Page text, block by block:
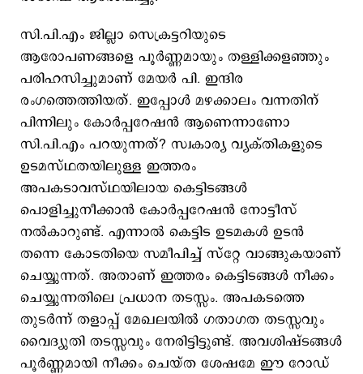
സി.പി.എം ജില്ലാ സെക്രട്ടറിയുടെ
ആരോപണങ്ങളെ പൂർണ്ണമായും തള്ളിക്കളഞ്ഞും
പരിഹസിച്ചുമാണ് മേയർ പി. ഇന്ദിര
രംഗത്തെത്തിയത്. ഇപ്പോൾ മഴക്കാലം വന്നതിന്
പിന്നിലും കോർപ്പറേഷൻ ആണെന്നാണോ
സി.പി.എം പറയുന്നത്? സ്വകാര്യ വ്യക്തികളുടെ
ഉടമസ്ഥതയിലുള്ള ഇത്തരം
അപകടാവസ്ഥയിലായ കെട്ടിടങ്ങൾ
പൊളിച്ചുനീക്കാൻ കോർപ്പറേഷൻ നോട്ടീസ്
നൽകാറുണ്ട്. എന്നാൽ കെട്ടിട ഉടമകൾ ഉടൻ
തന്നെ കോടതിയെ സമീപിച്ച് സ്റ്റേ വാങ്ങുകയാണ്
ചെയ്യുന്നത്. അതാണ് ഇത്തരം കെട്ടിടങ്ങൾ നീക്കം
ചെയ്യുന്നതിലെ പ്രധാന തടസ്സം. അപകടത്തെ
തുടർന്ന് തളാപ്പ് മേഖലയിൽ ഗതാഗത തടസ്സവും
വൈദ്യുതി തടസ്സവും നേരിട്ടിട്ടുണ്ട്. അവശിഷ്ടങ്ങൾ
പൂർണ്ണമായി നീക്കം ചെയ്ത ശേഷമേ ഈ റോഡ്